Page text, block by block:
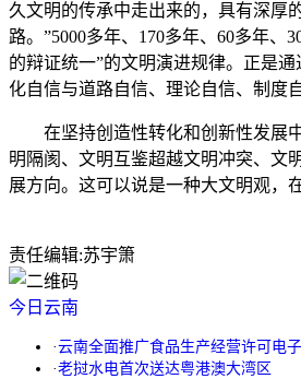
久文明的传承中走出来的，具有深厚
路。”5000多年、170多年、60多年
的辩证统一”的文明演进规律。正是
化自信与道路自信、理论自信、制度
在坚持创造性转化和创新性发展中
明隔阂、文明互鉴超越文明冲突、文
展方向。这可以说是一种大文明观，
责任编辑:苏宇箫
今日云南
·云南全面推广食品生产经营许可电
·老挝水电首次送达粤港澳大湾区